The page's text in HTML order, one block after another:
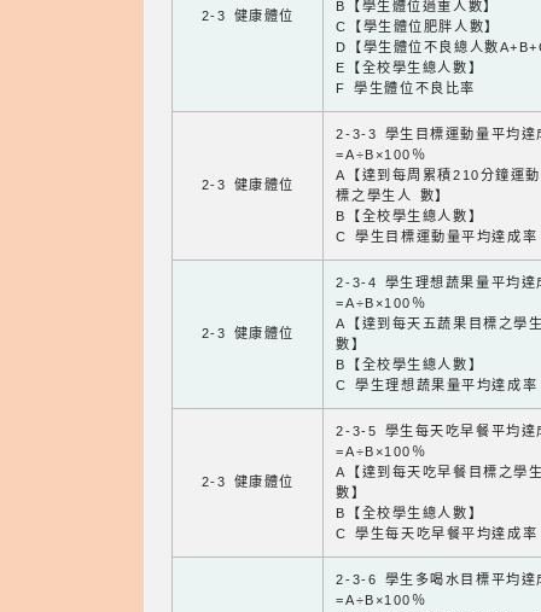
2-3 健康體位
B【學生體位過重人數】
C【學生體位肥胖人數】
D【學生體位不良總人數
E【全校學生總人數】
F 學生體位不良比率
2-3 健康體位
2-3-3 學生目標運動量平均達
=A÷B×100％
A【達到每周累積210分鐘運
標之學生人 數】
B【全校學生總人數】
C 學生目標運動量平均達成率
2-3 健康體位
2-3-4 學生理想蔬果量平均達
=A÷B×100％
A【達到每天五蔬果目標之學
數】
B【全校學生總人數】
C 學生理想蔬果量平均達成率
2-3 健康體位
2-3-5 學生每天吃早餐平均達
=A÷B×100％
A【達到每天吃早餐目標之學
數】
B【全校學生總人數】
C 學生每天吃早餐平均達成率
2-3-6 學生多喝水目標平均達
=A÷B×100％